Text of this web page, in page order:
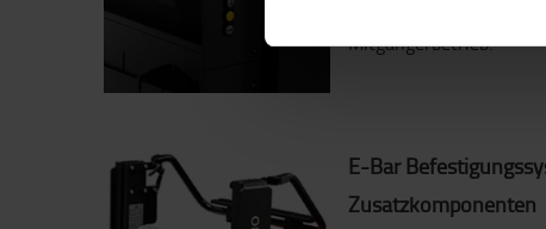
das Heben- und
Mitgängerbetrieb.
E-Bar
Zusatzkomponenten